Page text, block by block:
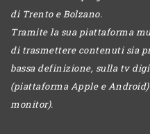
di Trento e Bolzano.
Tramite la sua piattaforma
di trasmettere contenuti sia
bassa definizione, sulla tv
(piattaforma Apple e
monitor).